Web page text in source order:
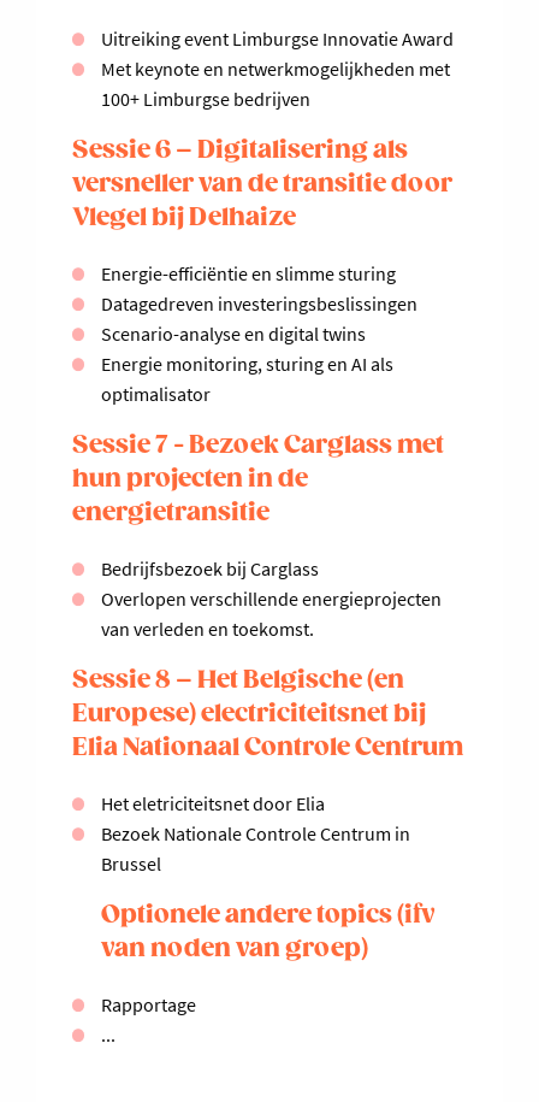
Uitreiking event Limburgse Innovatie Award
Met keynote en netwerkmogelijkheden met
100+ Limburgse bedrijven
Sessie 6 – Digitalisering als
versneller van de transitie door
Vlegel bij Delhaize
Energie-efficiëntie en slimme sturing
Datagedreven investeringsbeslissingen
Scenario-analyse en digital twins
Energie monitoring, sturing en AI als
optimalisator
Sessie 7 - Bezoek Carglass met
hun projecten in de
energietransitie
Bedrijfsbezoek bij Carglass
Overlopen verschillende energieprojecten
van verleden en toekomst.
Sessie 8 – Het Belgische (en
Europese) electriciteitsnet bij
Elia Nationaal Controle Centrum
Het eletriciteitsnet door Elia
Bezoek Nationale Controle Centrum in
Brussel
Optionele andere topics (ifv
van noden van groep)
Rapportage
...